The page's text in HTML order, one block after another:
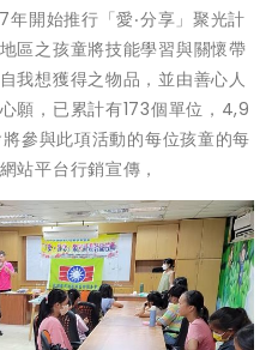
開始推行「愛‧分享」聚光計
區之孩童將技能學習與關懷帶
我想獲得之物品，並由善心人
願，已累計有173個單位，4,9
參與此項活動的每位孩童的每
站平台行銷宣傳，